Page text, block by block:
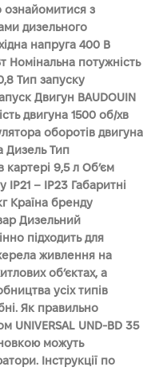
ознайомитися з
дизельного
напруга 400 В
Номінальна потужність
Тип запуску
Двигун BAUDOUIN
двигуна 1500 об/хв
оборотів двигуна
Дизель Тип
9,5 л Об’єм
IP21 – IP23 Габаритні
Країна бренду
Дизельний
підходить для
живлення на
об’єктах, а
усіх типів
Як правильно
UNIVERSAL UND-BD 35
можуть
Інструкції по